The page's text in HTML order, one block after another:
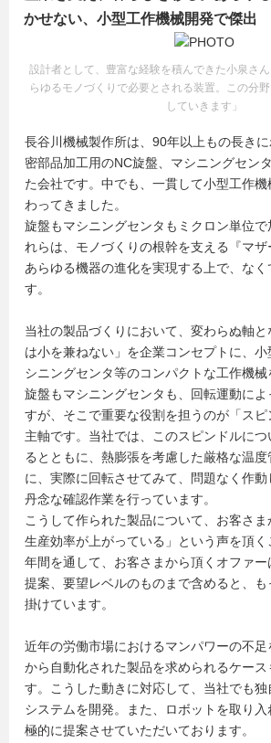
かせない、小型工作機械開発で傑出
設計者として、豊富な経験を積んできた小泉さ
らゆるモノづくりで必要とされる装置。この分
していきます」
長谷川機械製作所は、90年以上もの長き
密部品加工用のNC旋盤、マシニングセン
た会社です。中でも、一貫して小型工作
わってきました。
旋盤もマシニングセンタもミクロン単位で
れらは、モノづくりの根幹を支える『マザ
あらゆる機器の進化を実現する上で、な
す。
当社の製品づくりにおいて、変わらぬ軸
は小を兼ねない」を企業コンセプトに、
シニングセンタ等のコンパクトな工作機械
旋盤もマシニングセンタも、回転運動によ
すが、そこで重要な役割を担うのが「スピ
主軸です。当社では、このスピンドルに
るとともに、熱膨張を考慮した厳格な温度
に、実際に回転させてみて、問題なく作動
丹念な確認作業を行っています。
こうして作られた製品について、お客さま
生産効率が上がっている」という声を頂く
年間を通して、お客さまから頂くオファ
提案、要望レベルのものまで含めると、
掛けています。
近年の労働市場におけるマンパワーの不足
から自動化された製品を求められるケース
す。こうした動きに対応して、当社でも
システムを開発。また、ロボットを取り
極的に提案させていただいております。